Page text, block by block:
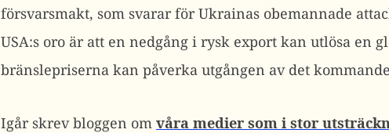
försvarsmakt, som svarar för Ukrainas obemannade
USA:s oro är att en nedgång i rysk export kan utlösa en
bränslepriserna kan påverka utgången av det
Igår skrev bloggen om våra medier som i stor